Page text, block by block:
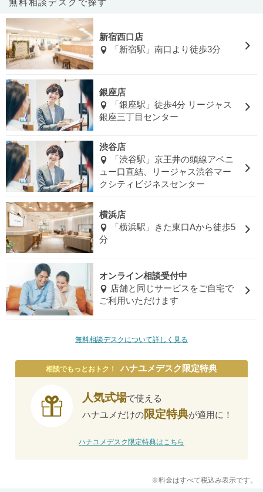
無料相談デスクで探す
新宿西口店
「新宿駅」南口より徒歩3分
銀座店
「銀座駅」徒歩4分 リージャス
銀座三丁目センター
渋谷店
「渋谷駅」京王井の頭線アベニ
ュー口直結、リージャス渋谷マー
クシティビジネスセンター
横浜店
「横浜駅」きた東口Aから徒歩5
分
オンライン相談受付中
店舗と同じサービスをご自宅で
ご利用いただけます
無料相談デスクについて詳しく見る
相談でもっとおトク！ ハナユメデスク限定特典
人気式場で使える
ハナユメだけの限定特典が適用に！
ハナユメデスク限定特典はこちら
※料金はすべて税込み表示です。